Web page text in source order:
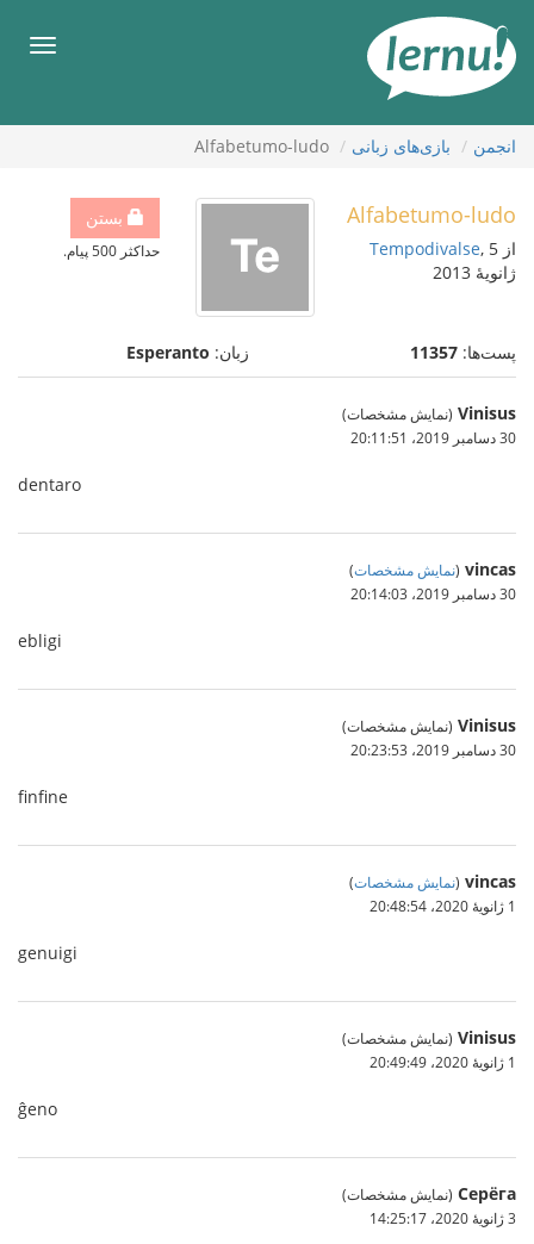
محتوا
انجمن بازی‌های زبانی Alfabetumo-ludo
بستن
حداکثر 500 پیام.
Alfabetumo-ludo
از Tempodivalse, 5
ژانویهٔ 2013
پست‌ها: 11357 زبان: Esperanto
Vinisus (نمایش مشخصات)
30 دسامبر 2019،‏ 20:11:51
dentaro
vincas
(نمایش مشخصات)
30 دسامبر 2019،‏ 20:14:03
ebligi
Vinisus (نمایش مشخصات)
30 دسامبر 2019،‏ 20:23:53
finfine
vincas
(نمایش مشخصات)
1 ژانویهٔ 2020،‏ 20:48:54
genuigi
Vinisus (نمایش مشخصات)
1 ژانویهٔ 2020،‏ 20:49:49
ĝeno
Серёга (نمایش مشخصات)
3 ژانویهٔ 2020،‏ 14:25:17